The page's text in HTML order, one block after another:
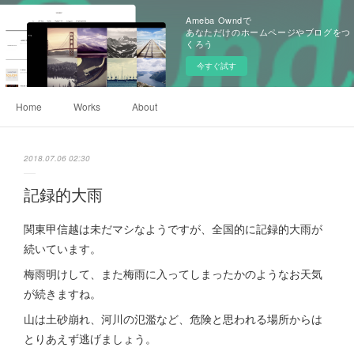
Ameba Owndで
あなただけのホームページやブログをつ
くろう
今すぐ試す
Home Works About
2018.07.06 02:30
記録的大雨
関東甲信越は未だマシなようですが、全国的に記録的大雨が
続いています。
梅雨明けして、また梅雨に入ってしまったかのようなお天気
が続きますね。
山は土砂崩れ、河川の氾濫など、危険と思われる場所からは
とりあえず逃げましょう。